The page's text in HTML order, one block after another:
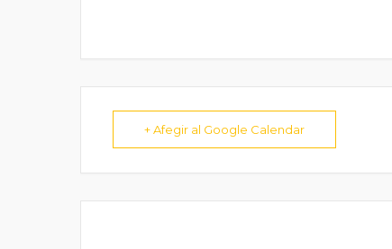
+ Afegir al Google Calendar